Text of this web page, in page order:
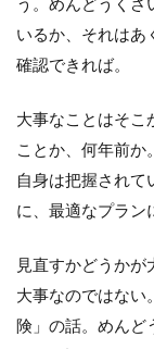
いるか、それはあ
確認できれば。
大事なことはそこ
ことか、何年前か
自身は把握されて
に、最適なプラン
見直すかどうか
大事なのではない
険」の話。めんど